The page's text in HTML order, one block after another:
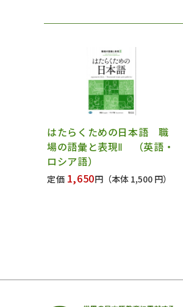
はたらくための日本語 職
場の語彙と表現Ⅱ （英語・
ロシア語）
定価 1,650円 （本体 1,500 円）